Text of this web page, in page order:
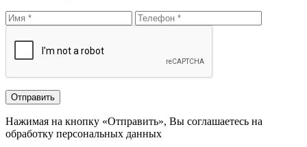
Нажимая на кнопку «Отправить», Вы соглашаетесь на
обработку персональных данных